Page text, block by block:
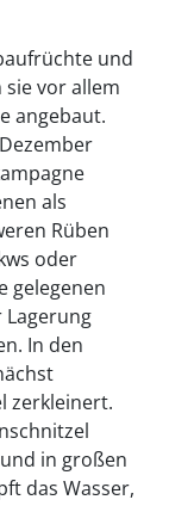
und
vor allem
angebaut.
als
Rüben
oder
gelegenen
Lagerung
In den
zerkleinert.
in großen
das Wasser,